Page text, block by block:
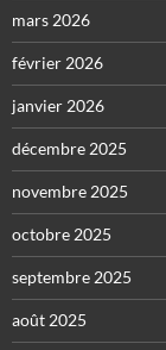
mars 2026
février 2026
janvier 2026
décembre 2025
novembre 2025
octobre 2025
septembre 2025
août 2025